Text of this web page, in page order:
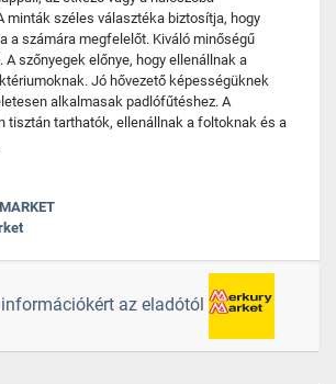
minták széles választéka biztosítja, hogy
a számára megfelelőt. Kiváló minőségű
szőnyegek előnye, hogy ellenállnak a
Jó hővezető képességüknek
alkalmasak padlófűtéshez. A
tisztán tarthatók, ellenállnak a foltoknak és a
az eladótól